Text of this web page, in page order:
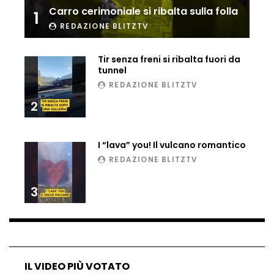
Ucraina, ecco come gli F16 intercettano
i droni russi
Tir bloccato sul passaggio a livello:
treno lo distrugge
all’improvviso
Auto fuori controllo in Guatemala,
Russia sotto zero: fiumi congelati e navi
rompighiaccio a Mosca
1 Carro cerimoniale si ribalta sulla folla
REDAZIONE BLITZTV
2
Tir senza freni si ribalta fuori da
tunnel
REDAZIONE BLITZTV
3
I “lava” you! Il vulcano romantico
REDAZIONE BLITZTV
IL VIDEO PIÙ VOTATO